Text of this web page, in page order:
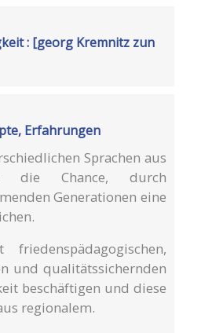
: [georg Kremnitz zun
Erfahrungen
Sprachen aus
die Chance, durch
Generationen eine
und qualitätssichernden
beschäftigen und diese
regionalem.